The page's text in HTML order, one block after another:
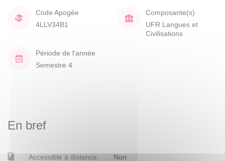
Code Apogée
4LLV34B1
Composante(s)
UFR Langues et
Civilisations
Période de l'année
Semestre 4
En bref
Accessible à distance Non